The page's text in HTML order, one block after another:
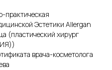
практическая
Эстетики Allergan
(пластический хирург
врача-косметолога